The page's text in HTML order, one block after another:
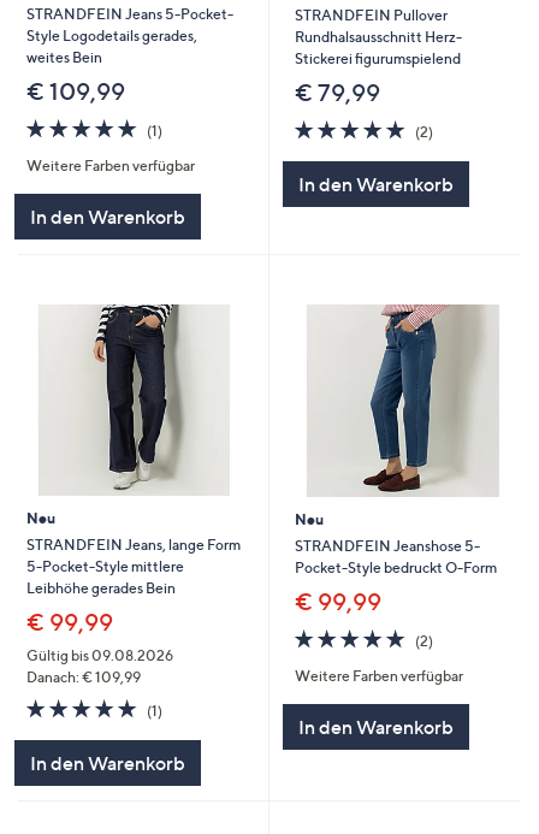
diese
anzuzeigen.
STRANDFEIN Jeans 5-Pocket-
Style Logodetails gerades,
weites Bein
€ 109,99
5.0
von
5
(1)1
Weitere Farben verfügbar
In den Warenkorb
STRANDFEIN Pullover
Rundhalsausschnitt Herz-
Stickerei figurumspielend
€ 79,99
5.0
von
(2)2
In den Warenkorb
Neu
STRANDFEIN Jeans, lange Form
5-Pocket-Style mittlere
Leibhöhe gerades Bein
€ 99,99
Gültig bis 09.08.2026
Danach: € 109,99
5.0
von
(1)1
In den Warenkorb
Neu
STRANDFEIN Jeanshose 5-
Pocket-Style bedruckt O-Form
€ 99,99
5.0
von
5
(2)2
Weitere Farben verfügbar
In den Warenkorb